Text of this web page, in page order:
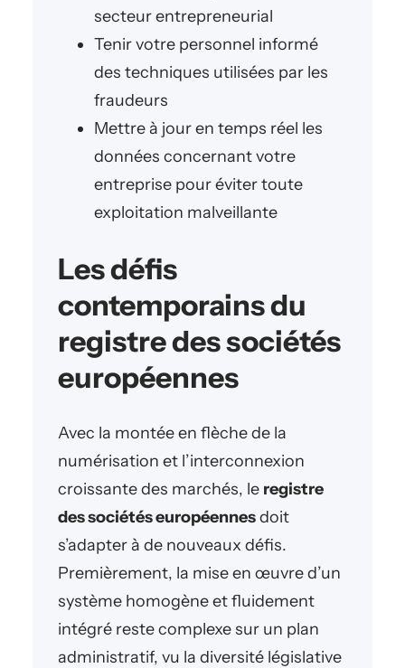
secteur entrepreneurial
Tenir votre personnel informé
des techniques utilisées par les
fraudeurs
Mettre à jour en temps réel les
données concernant votre
entreprise pour éviter toute
exploitation malveillante
Les défis
contemporains du
registre des sociétés
européennes
Avec la montée en flèche de la
numérisation et l’interconnexion
croissante des marchés, le registre
des sociétés européennesdoit
s’adapter à de nouveaux défis.
Premièrement, la mise en œuvre d’un
système homogène et fluidement
intégré reste complexe sur un plan
administratif, vu la diversité législative